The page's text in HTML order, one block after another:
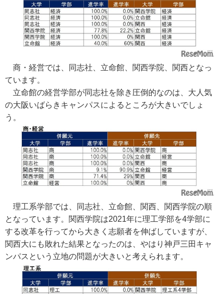
商・経営では、同志社、立命館、関西学院、関西となっ
ています。
立命館の経営学部が同志社を除き圧倒的なのは、大人気
の大阪いばらきキャンパスによるところが大きいでしょ
う。
理工系学部では、同志社、立命館、関西、関西学院の順
となっています。関西学院は2021年に理工学部を4学部に
する改革を行ってから大きく志願者を伸ばしていますが、
関西大にも敗れた結果となったのは、やはり神戸三田キャ
ンパスという立地の問題が大きいと考えられます。